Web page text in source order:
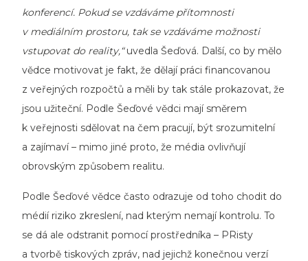
konferencí. Pokud se vzdáváme přítomnosti
v mediálním prostoru, tak se vzdáváme možnosti
vstupovat do reality,“uvedla Šeďová. Další, co by mělo
vědce motivovat je fakt, že dělají práci financovanou
z veřejných rozpočtů a měli by tak stále prokazovat, že
jsou užiteční. Podle Šeďové vědci mají směrem
k veřejnosti sdělovat na čem pracují, být srozumitelní
a zajímaví – mimo jiné proto, že média ovlivňují
obrovským způsobem realitu.
Podle Šeďové vědce často odrazuje od toho chodit do
médií riziko zkreslení, nad kterým nemají kontrolu. To
se dá ale odstranit pomocí prostředníka – PRisty
a tvorbě tiskových zpráv, nad jejichž konečnou verzí